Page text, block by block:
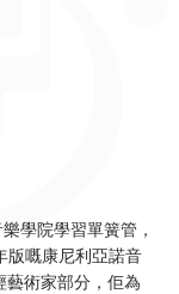
學院學習單簧管，
版嘅康尼利亞諾音
藝術家部分，佢為